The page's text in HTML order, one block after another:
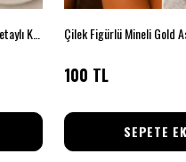
Çilek Figürlü Mineli Gold
100 TL
SEPETE